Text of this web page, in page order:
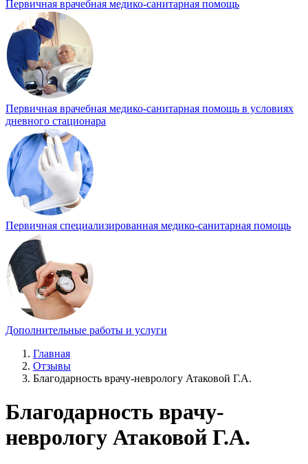
Первичная врачебная медико-санитарная помощь
Первичная врачебная медико-санитарная помощь в условиях
дневного стационара
Первичная специализированная медико-санитарная помощь
Дополнительные работы и услуги
Главная
Отзывы
Благодарность врачу-неврологу Атаковой Г.А.
Благодарность врачу-
неврологу Атаковой Г.А.